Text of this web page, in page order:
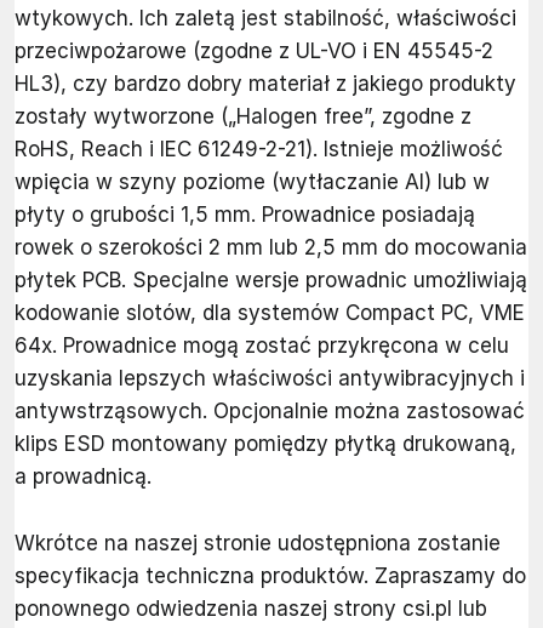
wtykowych. Ich zaletą jest stabilność, właściwości
przeciwpożarowe (zgodne z UL-VO i EN 45545-2
HL3), czy bardzo dobry materiał z jakiego produkty
zostały wytworzone („Halogen free”, zgodne z
RoHS, Reach i IEC 61249-2-21). Istnieje możliwość
wpięcia w szyny poziome (wytłaczanie Al) lub w
płyty o grubości 1,5 mm. Prowadnice posiadają
rowek o szerokości 2 mm lub 2,5 mm do mocowania
płytek PCB. Specjalne wersje prowadnic umożliwiają
kodowanie slotów, dla systemów Compact PC, VME
64x. Prowadnice mogą zostać przykręcona w celu
uzyskania lepszych właściwości antywibracyjnych i
antywstrząsowych. Opcjonalnie można zastosować
klips ESD montowany pomiędzy płytką drukowaną,
a prowadnicą.
Wkrótce na naszej stronie udostępniona zostanie
specyfikacja techniczna produktów. Zapraszamy do
ponownego odwiedzenia naszej strony csi.pl lub